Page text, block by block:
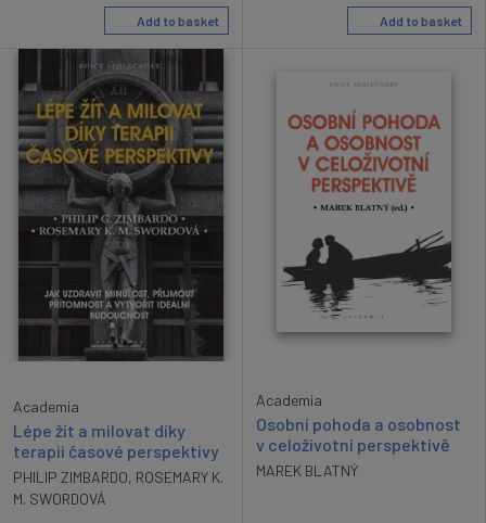
Add to basket Add to basket
Academia
Lépe žít a milovat díky
terapii časové perspektivy
PHILIP ZIMBARDO, ROSEMARY K.
M. SWORDOVÁ
Academia
Osobní pohoda a osobnost
v celoživotní perspektivě
MAREK BLATNÝ